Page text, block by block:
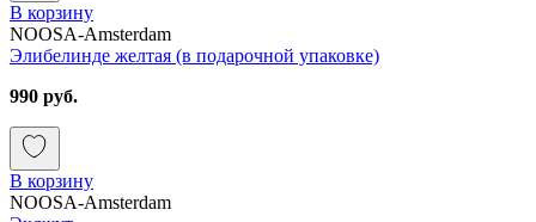
В корзину
NOOSA-Amsterdam
Элибелинде желтая (в подарочной упаковке)
990 руб.
В корзину
NOOSA-Amsterdam